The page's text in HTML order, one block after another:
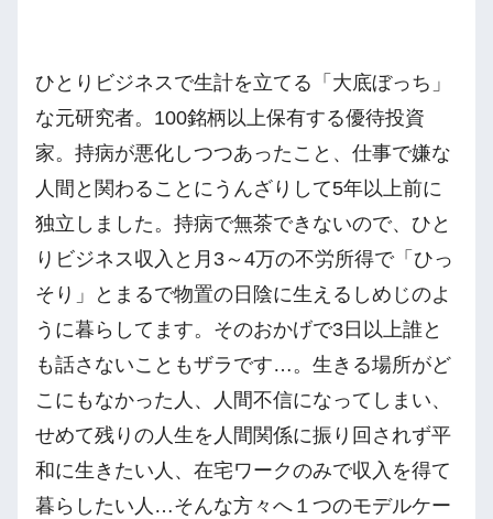
ひとりビジネスで生計を立てる「大底ぼっち」
な元研究者。100銘柄以上保有する優待投資
家。持病が悪化しつつあったこと、仕事で嫌な
人間と関わることにうんざりして5年以上前に
独立しました。持病で無茶できないので、ひと
りビジネス収入と月3～4万の不労所得で「ひっ
そり」とまるで物置の日陰に生えるしめじのよ
うに暮らしてます。そのおかげで3日以上誰と
も話さないこともザラです…。生きる場所がど
こにもなかった人、人間不信になってしまい、
せめて残りの人生を人間関係に振り回されず平
和に生きたい人、在宅ワークのみで収入を得て
暮らしたい人…そんな方々へ１つのモデルケー